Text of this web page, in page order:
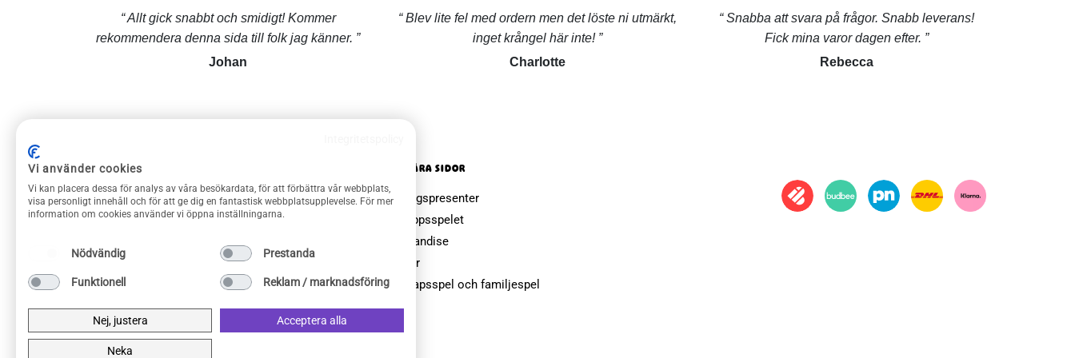
Allt gick snabbt och smidigt! Kommer
rekommendera denna sida till folk jag känner.
Johan
Blev lite fel med ordern men det löste ni utmärkt,
inget krångel här inte!
Charlotte
Snabba att svara på frågor. Snabb leverans!
Fick mina varor dagen efter.
Rebecca
ROLIGAPRYLAR KUNDSERVICE
Om Roliga prylar
Kontakta oss
Integritetspolicy
Privacy Policy
POPULÄRA SIDOR
Farsdagspresenter
Julklappsspelet
Merchandise
Muggar
Sällskapsspel och familjespel
Vi använder cookies
Vi kan placera dessa för analys av våra besökardata, för att förbättra vår webbplats,
visa personligt innehåll och för att ge dig en fantastisk webbplatsupplevelse. För mer
information om cookies använder vi öppna inställningarna.
Nödvändig Prestanda
Funktionell Reklam / marknadsföring
Nej, justera Acceptera alla
Neka